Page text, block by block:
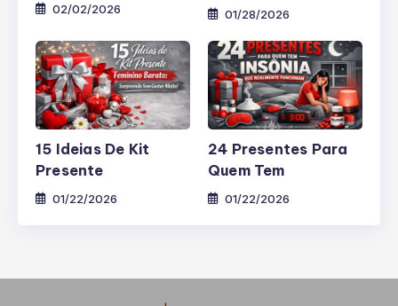
02/02/2026 01/28/2026
15 Ideias De Kit
Presente
01/22/2026
24 Presentes Para
Quem Tem
01/22/2026